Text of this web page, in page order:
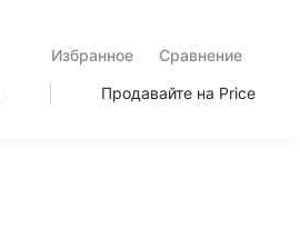
Избранное
Сравнение
Продавайте на Price